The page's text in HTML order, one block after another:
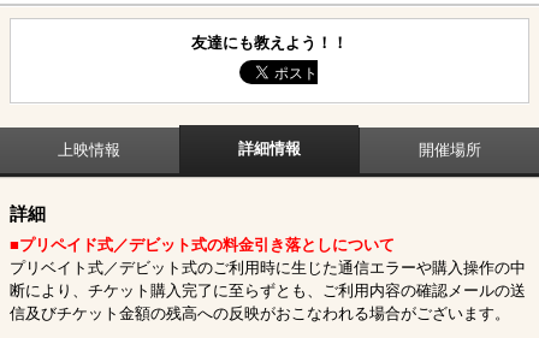
友達にも教えよう！！
上映情報 詳細情報 開催場所
詳細
■プリペイド式／デビット式の料金引き落としについて
プリベイト式／デビット式のご利用時に生じた通信エラーや購入操作の中
断により、チケット購入完了に至らずとも、ご利用内容の確認メールの送
信及びチケット金額の残高への反映がおこなわれる場合がございます。